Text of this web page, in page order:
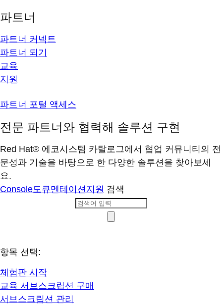
파트너
파트너 커넥트
파트너 되기
교육
지원
파트너 포털 액세스
전문 파트너와 협력해 솔루션 구현
Red Hat® 에코시스템 카탈로그에서 협업 커뮤니티의 전
문성과 기술을 바탕으로 한 다양한 솔루션을 찾아보세
요.
Console도큐멘테이션지원 검색
항목 선택:
체험판 시작
교육 서브스크립션 구매
서브스크립션 관리